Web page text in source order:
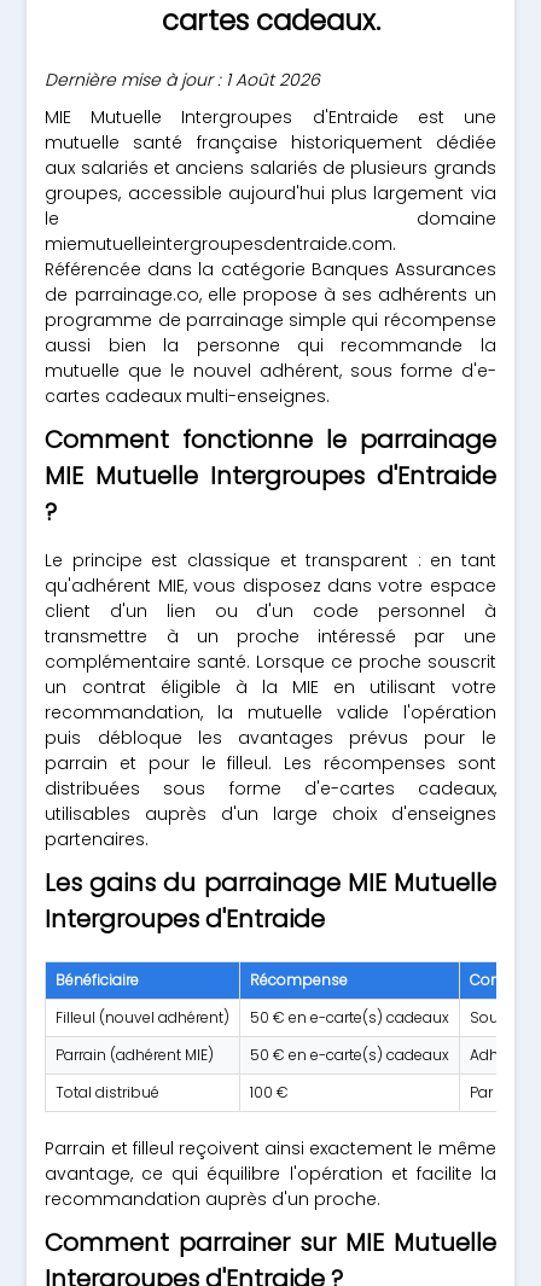
cartes cadeaux.
Dernière mise à jour : 1 Août 2026
MIE Mutuelle Intergroupes d'Entraide est une
mutuelle santé française historiquement dédiée
aux salariés et anciens salariés de plusieurs grands
groupes, accessible aujourd'hui plus largement via
le domaine
miemutuelleintergroupesdentraide.com.
Référencée dans la catégorie Banques Assurances
de parrainage.co, elle propose à ses adhérents un
programme de parrainage simple qui récompense
aussi bien la personne qui recommande la
mutuelle que le nouvel adhérent, sous forme d'e-
cartes cadeaux multi-enseignes.
Comment fonctionne le parrainage
MIE Mutuelle Intergroupes d'Entraide
?
Le principe est classique et transparent : en tant
qu'adhérent MIE, vous disposez dans votre espace
client d'un lien ou d'un code personnel à
transmettre à un proche intéressé par une
complémentaire santé. Lorsque ce proche souscrit
un contrat éligible à la MIE en utilisant votre
recommandation, la mutuelle valide l'opération
puis débloque les avantages prévus pour le
parrain et pour le filleul. Les récompenses sont
distribuées sous forme d'e-cartes cadeaux,
utilisables auprès d'un large choix d'enseignes
partenaires.
Les gains du parrainage MIE Mutuelle
Intergroupes d'Entraide
Bénéficiaire Récompense
Condition
Filleul (nouvel adhérent)
50 € en e-carte(s) cadeaux
Parrain (adhérent MIE)
50 € en e-carte(s) cadeaux
Total distribué
100 € Par
Parrain et filleul reçoivent ainsi exactement le même
avantage, ce qui équilibre l'opération et facilite la
recommandation auprès d'un proche.
Comment parrainer sur MIE Mutuelle
Intergroupes d'Entraide ?